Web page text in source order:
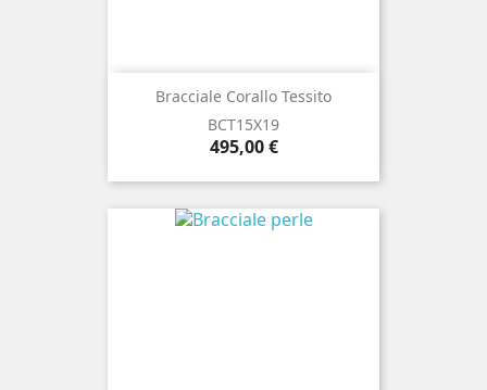
Bracciale Corallo Tessito
BCT15X19
Prezzo
495,00 €